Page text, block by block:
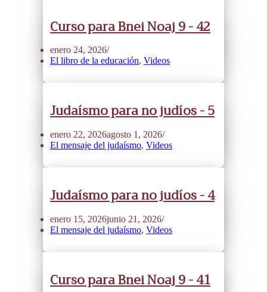
Curso para Bnei Noaj 9 - 42
enero 24, 2026
El libro de la educación, Videos
Judaísmo para no judíos - 5
enero 22, 2026agosto 1, 2026
El mensaje del judaísmo, Videos
Judaísmo para no judíos - 4
enero 15, 2026junio 21, 2026
El mensaje del judaísmo, Videos
Curso para Bnei Noaj 9 - 41